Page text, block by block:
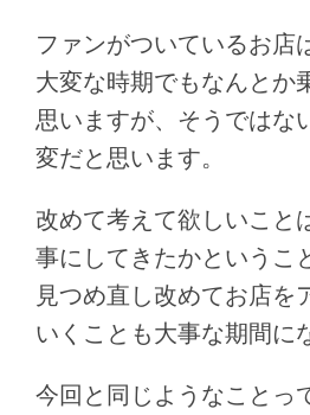
ファンがついているお店
大変な時期でもなんとか
思いますが、そうではな
変だと思います。
改めて考えて欲しいこと
事にしてきたかというこ
見つめ直し改めてお店を
いくことも大事な期間に
今回と同じようなことっ